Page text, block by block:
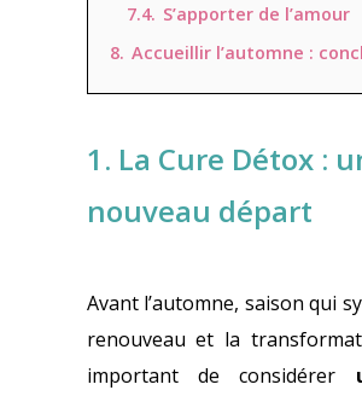
7.4. S’apporter de l’amour
8. Accueillir l’automne :
1. La Cure Détox :
nouveau départ
Avant l’automne, saison qui
renouveau et la
important de considérer